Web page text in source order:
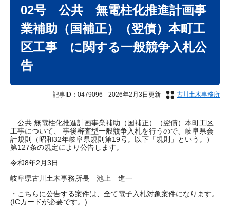
02号 公共 無電柱化推進計画事
業補助（国補正）（翌債）本町工
区工事 に関する一般競争入札公
告
記事ID：0479096 2026年2月3日更新 古川土木事務所
公共 無電柱化推進計画事業補助（国補正）（翌債）本町工区
工事について、 事後審査型一般競争入札を行うので、岐阜県会
計規則（昭和32年岐阜県規則第19号。以下「規則」という。）
第127条の規定により公告します。
令和8年2月3日
岐阜県古川土木事務所長 池上 進一
・こちらに公告する案件は、全て電子入札対象案件になります。
(ICカードが必要です。)